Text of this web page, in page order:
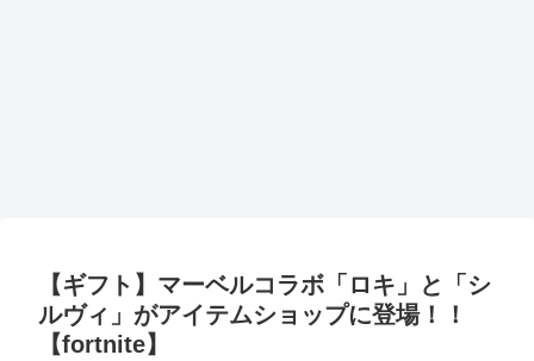
【ギフト】マーベルコラボ「ロキ」と「シ
ルヴィ」がアイテムショップに登場！！
【fortnite】